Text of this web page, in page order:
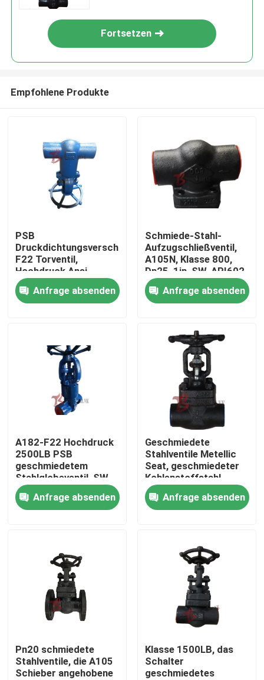
Produkte
Über uns
Fabrik-Ausflug
Qualitätskontrolle
Nachrichten
Fordern Sie ein Zitat
Rückschlagklappe
Fortsetzen
Empfohlene Produkte
PSB
Druckdichtungsverschluss
F22 Torventil,
Hochdruck Ansi
2500LB geschmiedete
Stahltorventile, Dn25,
SW Verbindung
Anfrage absenden
Schmiede-Stahl-
Aufzugschließventil,
A105N, Klasse 800,
Dn25, 1in, SW, API602
Anfrage absenden
A182-F22 Hochdruck
2500LB PSB
geschmiedetem
Stahlglobeventil, SW,
DN25
Anfrage absenden
Geschmiedete
Stahlventile Metellic
Seat, geschmiedeter
Kohlenstoffstahl-
Schieber
Anfrage absenden
Pn20 schmiedete
Stahlventile, die A105
Schieber angehobene
Klasse 1500LB, das
Schalter
geschmiedetes